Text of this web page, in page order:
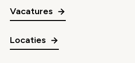
Vacatures
Locaties